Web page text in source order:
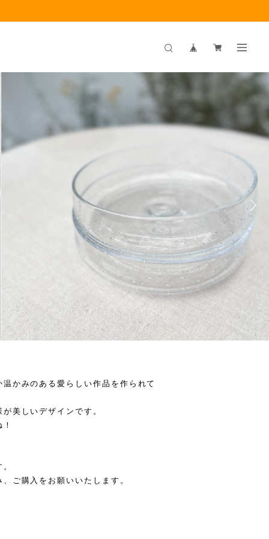
かみのある愛らしい作品を作られて
美しいデザインです。
ご購入をお願いいたします。